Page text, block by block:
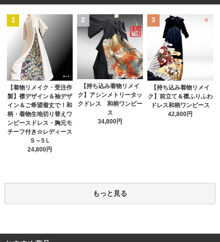
1
【着物リメイク・受注作
製】襟デザイン＆袖デザ
イン＆ご希望着丈で！和
柄・着物生地切り替えワ
ンピースドレス・胸元モ
チーフ付き☆レディース
Ｓ～5Ｌ
24,800円
2
【持ち込み着物リメイ
ク】アシンメトリータッ
クドレス 和柄ワンピー
ス
34,800円
3
【持ち込み着物リメイ
ク】前立て＆襟ふりふわ
ドレス和柄ワンピース
42,800円
もっと見る